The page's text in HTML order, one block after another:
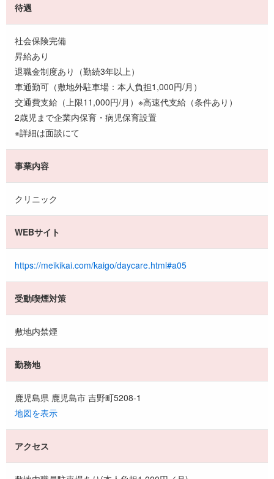
待遇
社会保険完備
昇給あり
退職金制度あり（勤続3年以上）
車通勤可（敷地外駐車場：本人負担1,000円/月）
交通費支給（上限11,000円/月）※高速代支給（条件あり）
2歳児まで企業内保育・病児保育設置
※詳細は面談にて
事業内容
クリニック
WEBサイト
https://meikikai.com/kaigo/daycare.html#a05
受動喫煙対策
敷地内禁煙
勤務地
鹿児島県 鹿児島市 吉野町5208-1
地図を表示
アクセス